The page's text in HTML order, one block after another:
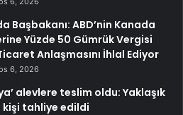
Başbakanı: ABD’nin Kanada
Yüzde 50 Gümrük Vergisi
Anlaşmasını İhlal Ediyor
6, 2026
alevlere teslim oldu: Yaklaşık
kişi tahliye edildi